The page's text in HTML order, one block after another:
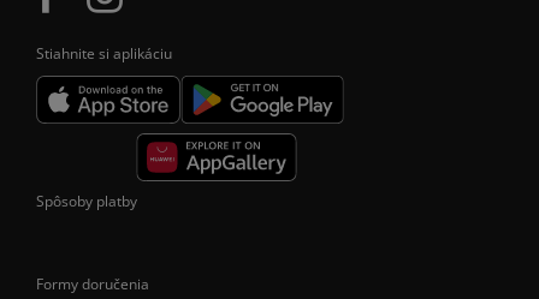
Stiahnite si aplikáciu
Spôsoby platby
Formy doručenia